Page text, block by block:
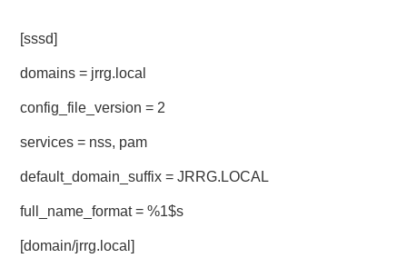
[sssd]
domains = jrrg.local
config_file_version = 2
services = nss, pam
default_domain_suffix = JRRG.LOCAL
full_name_format = %1$s
[domain/jrrg.local]